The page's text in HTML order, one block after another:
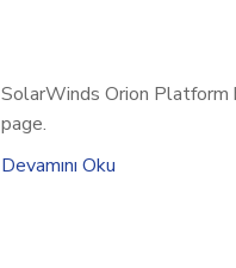
SolarWinds Orion
page.
Devamını Oku